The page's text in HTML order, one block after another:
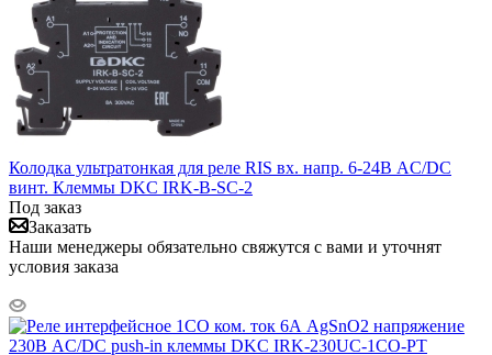
Колодка ультратонкая для реле RIS вх. напр. 6-24В AC/DC
винт. Клеммы DKC IRK-B-SC-2
Под заказ
Заказать
Наши менеджеры обязательно свяжутся с вами и уточнят
условия заказа